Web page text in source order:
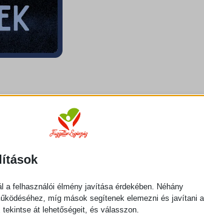
videófelvételen.
az egészet.
a felhasználói élmény javítása érdekében. Néhány
míg mások segítenek elemezni és javítani a
át lehetőségeit, és válasszon.